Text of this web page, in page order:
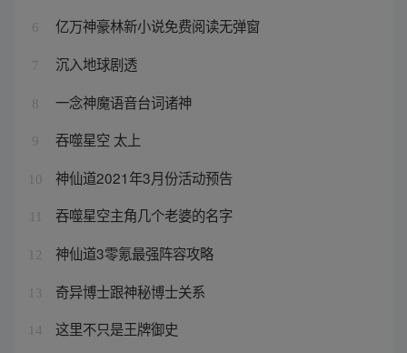
6 亿万神豪林新小说免费阅读无弹窗
7 沉入地球剧透
8 一念神魔语音台词诸神
9 吞噬星空 太上
10 神仙道2021年3月份活动预告
吞噬星空主角几个老婆的名字
12 神仙道3零氪最强阵容攻略
13 奇异博士跟神秘博士关系
14 这里不只是王牌御史